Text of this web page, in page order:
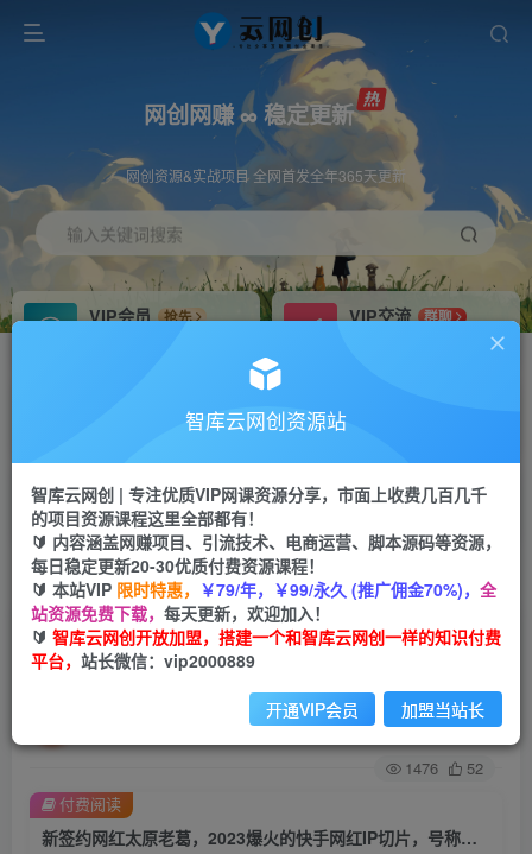
网创网赚 ∞ 稳定更新
网创资源&实战项目 全网首发全年365天更新
输入关键词搜索
VIP会员
抢先
VIP交流
群聊
研究探讨更多创业项目路子。
会员专属推广链接
网赚网创 项目
365天稳定跟新
APP下载
GO
首页 创业课程 会员免费 正文
新签约网红太原老葛，2023爆火的快手网红IP切
片，号称日佣5000＋的蓝海项目【揭秘】
关注 私信
1476 52
新签约网红太原老葛，2023爆火的快手网红IP切片，号称日佣5000＋的蓝海项目【揭秘】
付费阅读
智库云网创资源站
智库云网创 | 专注优质VIP网课资源分享，市面上收费几百几千
的项目资源课程这里全部都有！
🔰 内容涵盖网赚项目、引流技术、电商运营、脚本源码等资源，
每日稳定更新20-30优质付费资源课程！
🔰 本站VIP 限时特惠， ￥79/年，￥99/永久 (推广佣金70%)， 全
站资源免费下载， 每天更新，欢迎加入！
🔰 智库云网创开放加盟，搭建一个和智库云网创一样的知识付费
平台， 站长微信：vip2000889
开通VIP会员 加盟当站长